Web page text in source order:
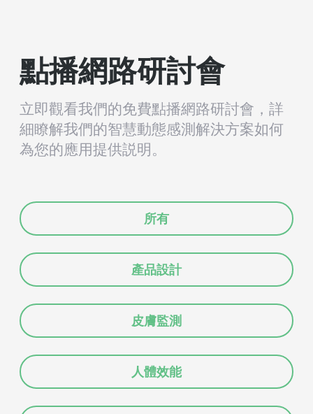
點播網路研討會
立即觀看我們的免費點播網路研討會，詳
細瞭解我們的智慧動態感測解決方案如何
為您的應用提供説明。
所有
產品設計
皮膚監測
人體效能